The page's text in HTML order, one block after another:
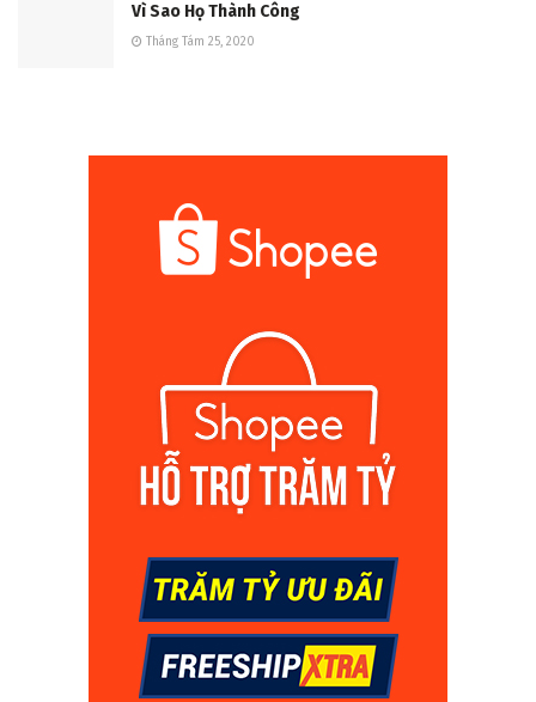
Vì Sao Họ Thành Công
Tháng Tám 25, 2020